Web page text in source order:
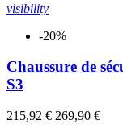
visibility
-20%
Chaussure de
S3
215,92 € 269,90 €